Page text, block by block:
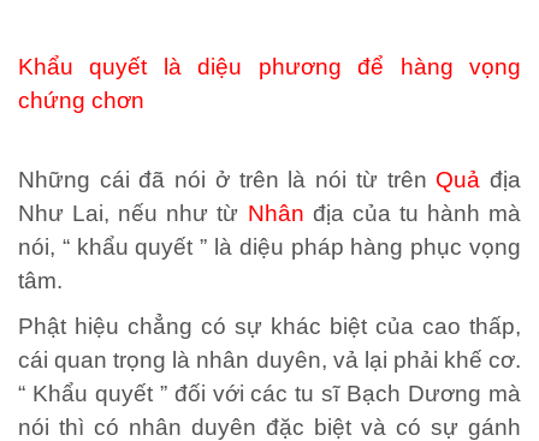
Khẩu quyết là diệu phương để hàng vọng
chứng chơn
Những cái đã nói ở trên là nói từ trên Quảđịa
Như Lai, nếu như từ Nhân địa của tu hành mà
nói, “ khẩu quyết ” là diệu pháp hàng phục vọng
tâm.
Phật hiệu chẳng có sự khác biệt của cao thấp,
cái quan trọng là nhân duyên, vả lại phải khế cơ.
“ Khẩu quyết ” đối với các tu sĩ Bạch Dương mà
nói thì có nhân duyên đặc biệt và có sự gánh